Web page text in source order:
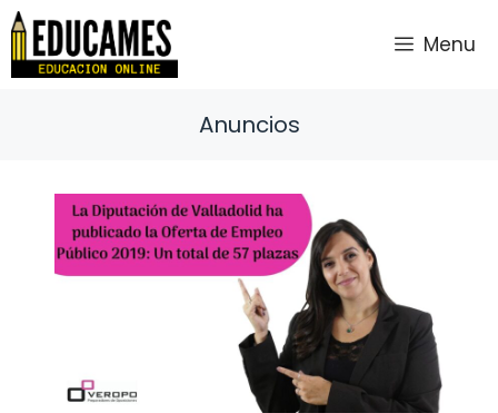
Saltar
contenido
Menu
Anuncios